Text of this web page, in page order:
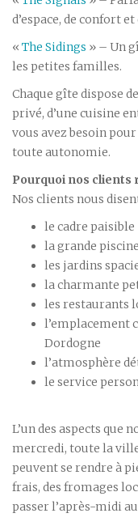
d’espace, de confort
« The Sidings » – Un
les petites familles.
Chaque gîte dispose
privé, d’une cuisine
vous avez besoin
toute autonomie.
Pourquoi nos clients
Nos clients nous
le cadre paisible
la grande piscine
les jardins
la charmante
les restaurants
l’emplacement
Dordogne
l’atmosphère
le service
L’un des aspects que
mercredi, toute la
peuvent se rendre à
frais, des fromages
passer l’après-midi